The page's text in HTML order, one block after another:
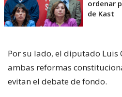
ordenar
de Kast
Por su lado, el diputado Luis
ambas reformas
evitan el debate de fondo.